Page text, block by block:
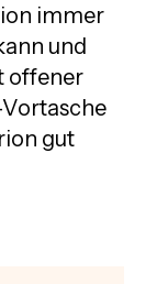
immer
und
offener
gut